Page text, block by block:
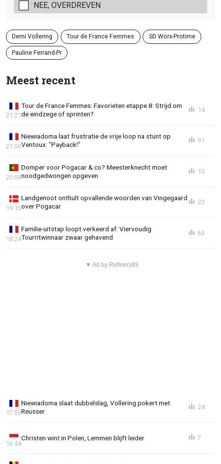
NEE, OVERDREVEN
Demi Vollering Tour de France Femmes SD Worx-Protime
Pauline Ferrand-Pr
Meest recent
Tour de France Femmes: Favorieten etappe 8: Strijd om
de eindzege of sprinten?
21:21
14
Niewiadoma laat frustratie de vrije loop na stunt op
Ventoux: "Payback!"
21:00
91
Domper voor Pogacar & co? Meesterknecht moet
noodgedwongen opgeven
20:08
13
Landgenoot onthult opvallende woorden van Vingegaard
over Pogacar
19:16
23
Familie-uitstap loopt verkeerd af: Viervoudig
Tourritwinnaar zwaar gehavend
18:24
65
▼ Ad by Refinery89
Niewiadoma slaat dubbelslag, Vollering pokert met
Reusser
17:50
24
Christen wint in Polen, Lemmen blijft leider
16:44
7